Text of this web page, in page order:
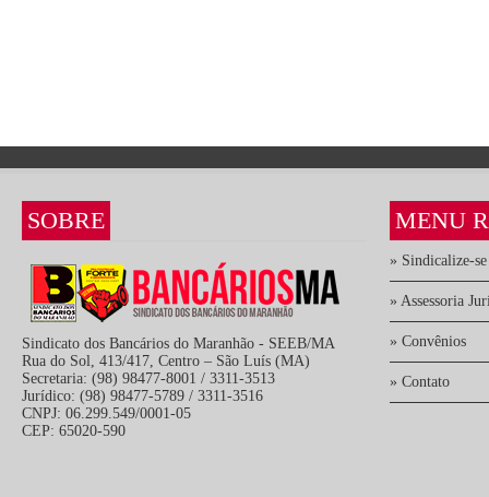
SOBRE
Sindicato dos Bancários do Maranhão - SEEB/MA
Rua do Sol, 413/417, Centro – São Luís (MA)
Secretaria: (98) 98477-8001 / 3311-3513
Jurídico: (98) 98477-5789 / 3311-3516
CNPJ: 06.299.549/0001-05
CEP: 65020-590
MENU
» Sindicalize-se
» Assessoria
» Convênios
» Contato